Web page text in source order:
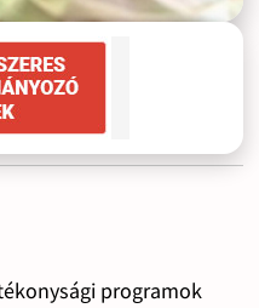
programok